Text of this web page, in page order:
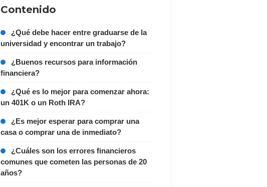
Contenido
¿Qué debe hacer entre graduarse de la
universidad y encontrar un trabajo?
¿Buenos recursos para información
financiera?
¿Qué es lo mejor para comenzar ahora:
un 401K o un Roth IRA?
¿Es mejor esperar para comprar una
casa o comprar una de inmediato?
¿Cuáles son los errores financieros
comunes que cometen las personas de 20
años?